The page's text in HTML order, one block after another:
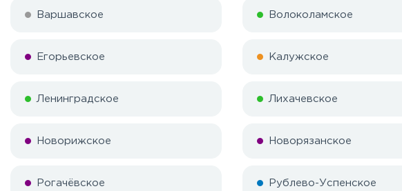
Варшавское Волоколамское
Егорьевское Калужское
Ленинградское Лихачевское
Новорижское Новорязанское
Рогачёвское Рублево-Успенское